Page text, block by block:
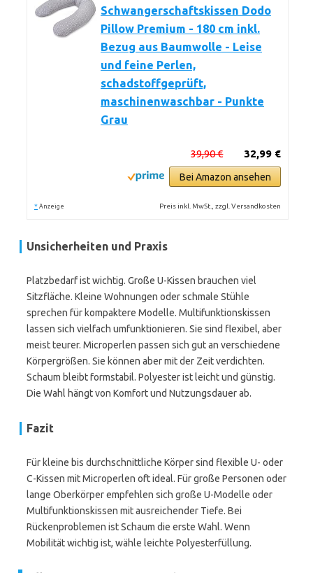
Schwangerschaftskissen Dodo
Pillow Premium - 180 cm inkl.
Bezug aus Baumwolle - Leise
und feine Perlen,
schadstoffgeprüft,
maschinenwaschbar - Punkte
Grau
32,99 €
39,90 €
Bei Amazon ansehen
* Anzeige Preis inkl. MwSt., zzgl. Versandkosten
Unsicherheiten und Praxis
Platzbedarf ist wichtig. Große U-Kissen brauchen viel
Sitzfläche. Kleine Wohnungen oder schmale Stühle
sprechen für kompaktere Modelle. Multifunktionskissen
lassen sich vielfach umfunktionieren. Sie sind flexibel, aber
meist teurer. Microperlen passen sich gut an verschiedene
Körpergrößen. Sie können aber mit der Zeit verdichten.
Schaum bleibt formstabil. Polyester ist leicht und günstig.
Die Wahl hängt von Komfort und Nutzungsdauer ab.
Fazit
Für kleine bis durchschnittliche Körper sind flexible U- oder
C-Kissen mit Microperlen oft ideal. Für große Personen oder
lange Oberkörper empfehlen sich große U-Modelle oder
Multifunktionskissen mit ausreichender Tiefe. Bei
Rückenproblemen ist Schaum die erste Wahl. Wenn
Mobilität wichtig ist, wähle leichte Polyesterfüllung.